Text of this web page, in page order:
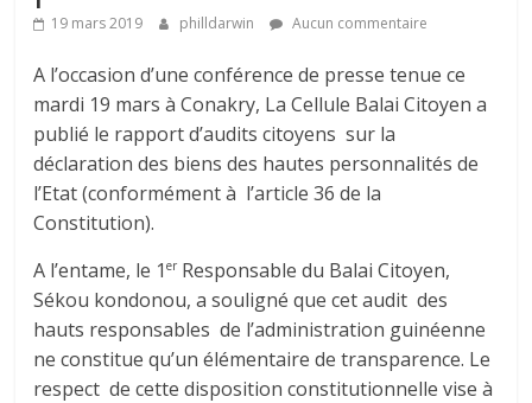
19 mars 2019 philldarwin Aucun commentaire
A l’occasion d’une conférence de presse tenue ce
mardi 19 mars à Conakry, La Cellule Balai Citoyen a
publié le rapport d’audits citoyens sur la
déclaration des biens des hautes personnalités de
l’Etat (conformément à l’article 36 de la
Constitution).
A l’entame, le 1er Responsable du Balai Citoyen,
Sékou kondonou, a souligné que cet audit des
hauts responsables de l’administration guinéenne
ne constitue qu’un élémentaire de transparence. Le
respect de cette disposition constitutionnelle vise à